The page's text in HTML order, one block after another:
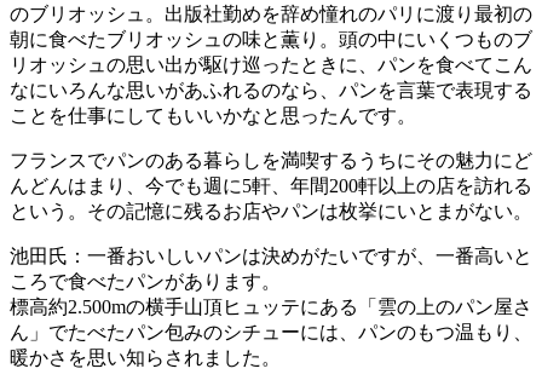
のブリオッシュ。出版社勤めを辞め憧れのパリに渡り最初の
朝に食べたブリオッシュの味と薫り。頭の中にいくつものブ
リオッシュの思い出が駆け巡ったときに、パンを食べてこん
なにいろんな思いがあふれるのなら、パンを言葉で表現する
ことを仕事にしてもいいかなと思ったんです。
フランスでパンのある暮らしを満喫するうちにその魅力にど
んどんはまり、今でも週に5軒、年間200軒以上の店を訪れる
という。その記憶に残るお店やパンは枚挙にいとまがない。
池田氏：一番おいしいパンは決めがたいですが、一番高いと
ころで食べたパンがあります。
標高約2.500mの横手山頂ヒュッテにある「雲の上のパン屋さ
ん」でたべたパン包みのシチューには、パンのもつ温もり、
暖かさを思い知らされました。